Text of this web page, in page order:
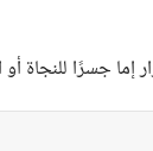
جسرًا للنجاة أو